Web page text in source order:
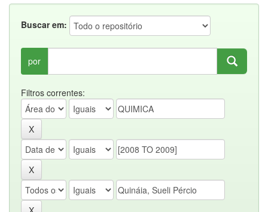
Buscar em:
por
Filtros correntes: